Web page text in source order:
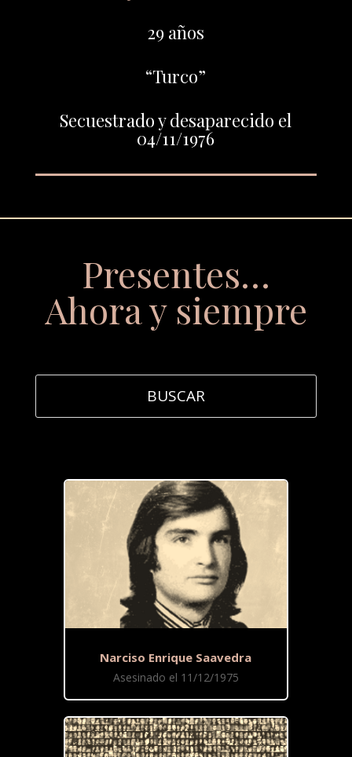
29 años
“Turco”
Secuestrado y desaparecido el
04/11/1976
Presentes…
Ahora y siempre
Narciso Enrique Saavedra
Asesinado el 11/12/1975